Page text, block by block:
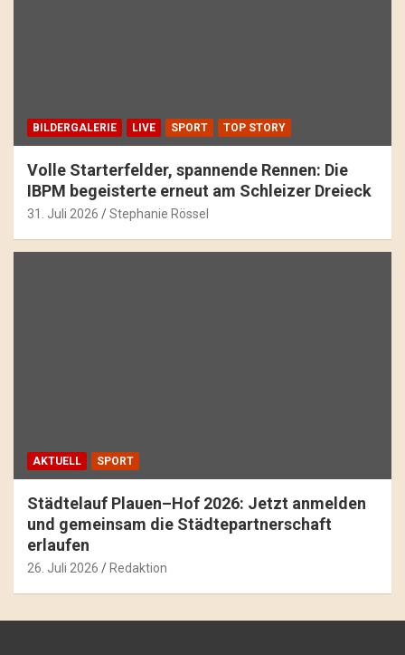
BILDERGALERIE LIVE SPORT TOP STORY
Volle Starterfelder, spannende Rennen: Die
IBPM begeisterte erneut am Schleizer Dreieck
31. Juli 2026 Stephanie Rössel
AKTUELL SPORT
Städtelauf Plauen–Hof 2026: Jetzt anmelden
und gemeinsam die Städtepartnerschaft
erlaufen
26. Juli 2026 Redaktion